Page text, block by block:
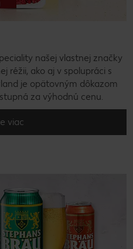
našej vlastnej značky
réžii, ako aj v spolupráci s
je opätovným dôkazom
za výhodnú cenu.
viac